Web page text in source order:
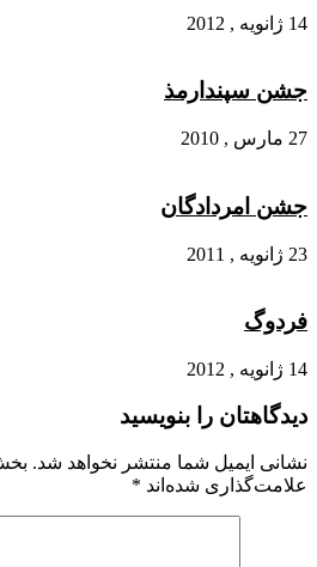
14 ژانویه , 2012
جشن سپندارمذ
27 مارس , 2010
جشن امردادگان
23 ژانویه , 2011
فردوگ
14 ژانویه , 2012
دیدگاهتان را بنویسید
نشانی ایمیل شما منتشر نخواهد شد.
علامت‌گذاری شده‌اند *